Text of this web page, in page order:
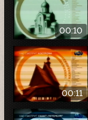
00:10
00:11